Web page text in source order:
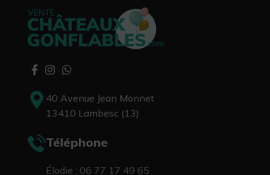
40 Avenue Jean Monnet
13410 Lambesc (13)
Téléphone
Élodie : 06 77 17 49 65